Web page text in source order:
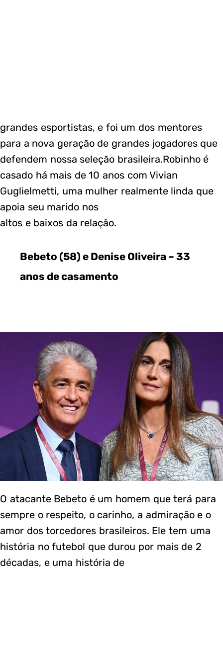
grandes esportistas, e foi um dos mentores
para a nova geração de grandes jogadores que
defendem nossa seleção brasileira.Robinho é
casado há mais de 10 anos com Vivian
Guglielmetti, uma mulher realmente linda que
apoia seu marido nos
altos e baixos da relação.
Bebeto (58) e Denise Oliveira – 33
anos de casamento
O atacante Bebeto é um homem que terá para
sempre o respeito, o carinho, a admiração e o
amor dos torcedores brasileiros. Ele tem uma
história no futebol que durou por mais de 2
décadas, e uma história de